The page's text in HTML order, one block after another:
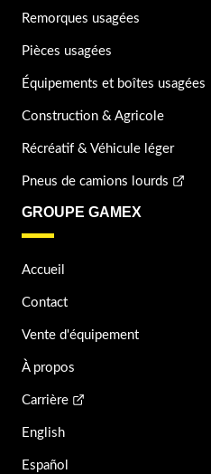
Remorques usagées
Pièces usagées
Équipements et boîtes usagées
Construction & Agricole
Récréatif & Véhicule léger
Pneus de camions lourds
GROUPE GAMEX
Accueil
Contact
Vente d'équipement
À propos
Carrière
English
Español